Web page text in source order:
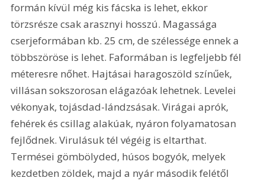
formán kívül még kis fácska is lehet, ekkor
törzsrésze csak arasznyi hosszú. Magassága
cserjeformában kb. 25 cm, de szélessége ennek a
többszöröse is lehet. Faformában is legfeljebb fél
méteresre nőhet. Hajtásai haragoszöld színűek,
villásan sokszorosan elágazóak lehetnek. Levelei
vékonyak, tojásdad-lándzsásak. Virágai aprók,
fehérek és csillag alakúak, nyáron folyamatosan
fejlődnek. Virulásuk tél végéig is eltarthat.
Termései gömbölyded, húsos bogyók, melyek
kezdetben zöldek, majd a nyár második felétől